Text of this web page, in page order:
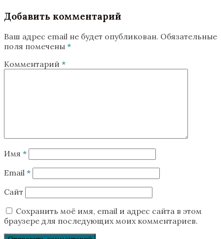
Добавить комментарий
Ваш адрес email не будет опубликован. Обязательные
поля помечены *
Комментарий *
Имя *
Email *
Сайт
Сохранить моё имя, email и адрес сайта в этом
браузере для последующих моих комментариев.